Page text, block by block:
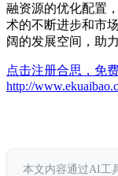
融资源的优化配置
术的不断进步和市
阔的发展空间，助
点击注册合思，免
http://
本文内容通过AI工